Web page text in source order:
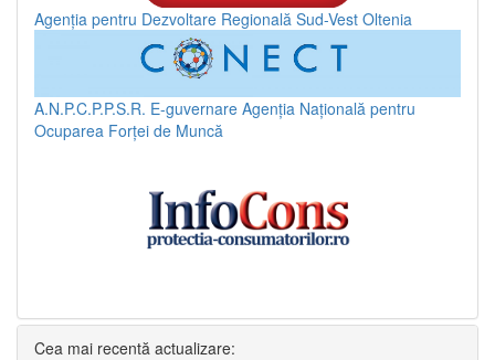
Agenția pentru Dezvoltare Regională Sud-Vest Oltenia
A.N.P.C.P.P.S.R. E-guvernare Agenția Națională pentru
Ocuparea Forței de Muncă
Cea mai recentă actualizare: